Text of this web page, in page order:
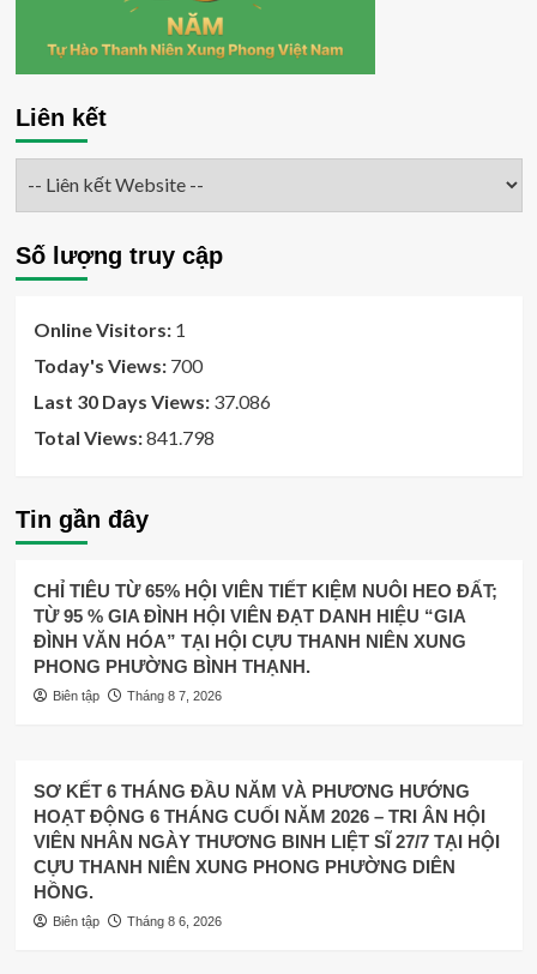
Liên kết
Số lượng truy cập
Online Visitors: 1
Today's Views: 700
Last 30 Days Views: 37.086
Total Views:841.798
Tin gần đây
CHỈ TIÊU TỪ 65% HỘI VIÊN TIẾT KIỆM NUÔI HEO ĐẤT;
TỪ 95 % GIA ĐÌNH HỘI VIÊN ĐẠT DANH HIỆU “GIA
ĐÌNH VĂN HÓA” TẠI HỘI CỰU THANH NIÊN XUNG
PHONG PHƯỜNG BÌNH THẠNH.
Biên tập Tháng 8 7, 2026
SƠ KẾT 6 THÁNG ĐẦU NĂM VÀ PHƯƠNG HƯỚNG
HOẠT ĐỘNG 6 THÁNG CUỐI NĂM 2026 – TRI ÂN HỘI
VIÊN NHÂN NGÀY THƯƠNG BINH LIỆT SĨ 27/7 TẠI HỘI
CỰU THANH NIÊN XUNG PHONG PHƯỜNG DIÊN
HỒNG.
Biên tập Tháng 8 6, 2026